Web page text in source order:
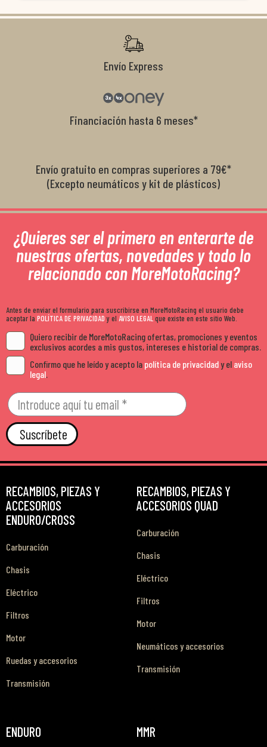
Envío Express
Financiación hasta 6 meses*
Envío gratuito en compras superiores a 79€*
(Excepto neumáticos y kit de plásticos)
¿Quieres ser el primero en enterarte de
nuestras ofertas, novedades y todo lo
relacionado con MoreMotoRacing?
Antes de enviar el formulario para suscribirse en MoreMotoRacing el usuario debe
aceptar la POLÍTICA DE PRIVACIDADy el AVISO LEGALque existe en este sitio Web.
Quiero recibir de MoreMotoRacing ofertas, promociones y eventos
exclusivos acordes a mis gustos, intereses e historial de compras.
Confirmo que he leído y acepto la política de privacidady el aviso
legal
Suscríbete
RECAMBIOS, PIEZAS Y
ACCESORIOS
ENDURO/CROSS
Carburación
Chasis
Eléctrico
Filtros
Motor
Ruedas y accesorios
Transmisión
RECAMBIOS, PIEZAS Y
ACCESORIOS QUAD
Carburación
Chasis
Eléctrico
Filtros
Motor
Neumáticos y accesorios
Transmisión
ENDURO
MMR